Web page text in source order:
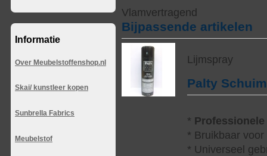
Informatie
Over Meubelstoffenshop.nl
Skai/ kunstleer kopen
Sunbrella Fabrics
Meubelstof
Vlamvertragend
Bijpassende artikelen
Lijmspray
Palty
* Professionele
* Bruikbaar
* Universeel